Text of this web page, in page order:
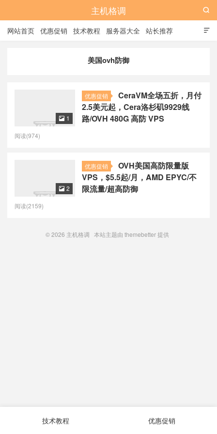
主机格调

网站首页 优惠促销 技术教程 服务器大全 站长推荐

美国ovh防御
优惠促销
CeraVM全场五折，月付
2.5美元起，Cera洛杉矶9929线
路/OVH 480G 高防 VPS
 1
阅读(974)
优惠促销
OVH美国高防限量版
VPS，$5.5起/月，AMD EPYC/不
限流量/超高防御
 2
阅读(2159)
© 2026 主机格调 本站主题由 themebetter提供
技术教程 优惠促销